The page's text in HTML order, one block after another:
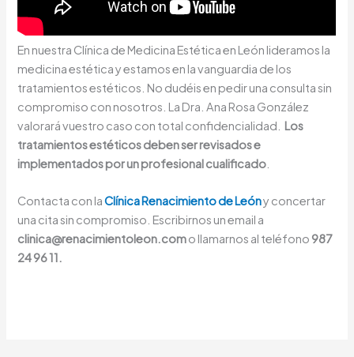
En nuestra Clínica de Medicina Estética en León lideramos la
medicina estética y estamos en la vanguardia de los
tratamientos estéticos. No dudéis en pedir una consulta sin
compromiso con nosotros. La Dra. Ana Rosa González
valorará vuestro caso con total confidencialidad. Los
tratamientos estéticos deben ser revisados e
implementados por un profesional cualificado
Contacta con laClínica Renacimiento de Leóny concertar
una cita sin compromiso. Escribirnos un email a
clinica@renacimientoleon.como llamarnos al teléfono 987
24 96 11.